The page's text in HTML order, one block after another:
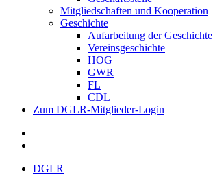
Mitgliedschaften und Kooperation
Geschichte
Aufarbeitung der Geschichte
Vereinsgeschichte
HOG
GWR
FL
CDL
Zum DGLR-Mitglieder-Login
DGLR